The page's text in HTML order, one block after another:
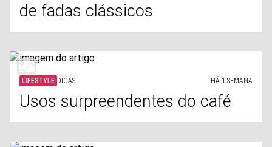
de fadas clássicos
LIFESTYLE DICAS HÁ 1 SEMANA
Usos surpreendentes do café